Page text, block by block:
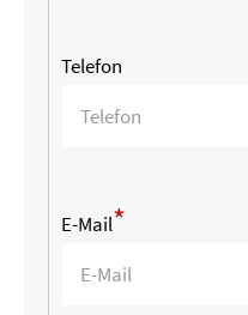
Telefon
E-Mail*